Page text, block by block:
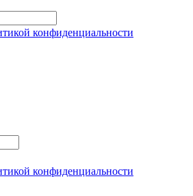
конфиденциальности
конфиденциальности